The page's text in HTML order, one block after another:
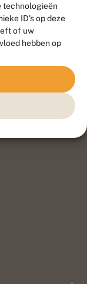
technologieën
ID's op deze
of uw
hebben op
, ontworpen door